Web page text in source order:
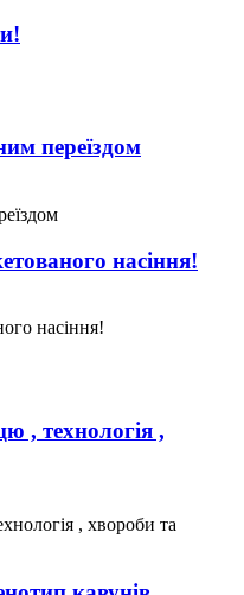
переїздом
насіння!
насіння!
, технологія ,
, хвороби та